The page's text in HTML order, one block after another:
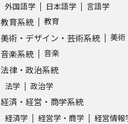
外国語学 日本語学 言語学
教育系統 教育
美術・デザイン・芸術系統 美術
音楽系統 音楽
法律・政治系統
法学 政治学
経済・経営・商学系統
経済学 経営学・商学 経営情報